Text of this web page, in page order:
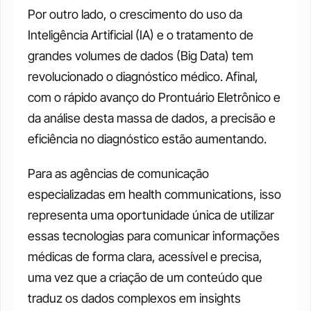
Por outro lado, o crescimento do uso da
Inteligência Artificial (IA) e o tratamento de
grandes volumes de dados (Big Data) tem
revolucionado o diagnóstico médico. Afinal,
com o rápido avanço do Prontuário Eletrônico e
da análise desta massa de dados, a precisão e
eficiência no diagnóstico estão aumentando.
Para as agências de comunicação
especializadas em health communications, isso
representa uma oportunidade única de utilizar
essas tecnologias para comunicar informações
médicas de forma clara, acessível e precisa,
uma vez que a criação de um conteúdo que
traduz os dados complexos em insights